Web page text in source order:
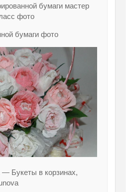
бумаги фото
— Букеты в корзинах,